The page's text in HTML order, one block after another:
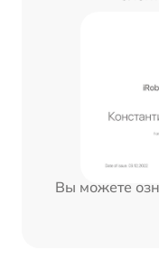
Вы можете